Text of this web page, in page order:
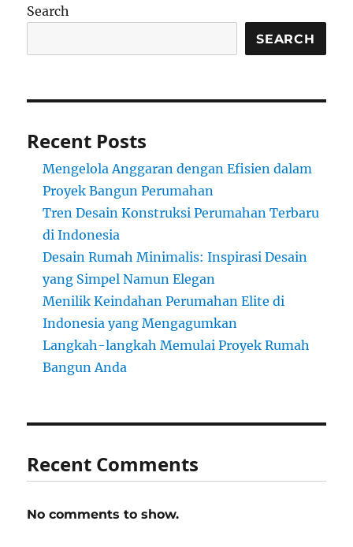
Search
SEARCH
Recent Posts
Mengelola Anggaran dengan Efisien dalam
Proyek Bangun Perumahan
Tren Desain Konstruksi Perumahan Terbaru
di Indonesia
Desain Rumah Minimalis: Inspirasi Desain
yang Simpel Namun Elegan
Menilik Keindahan Perumahan Elite di
Indonesia yang Mengagumkan
Langkah-langkah Memulai Proyek Rumah
Bangun Anda
Recent Comments
No comments to show.